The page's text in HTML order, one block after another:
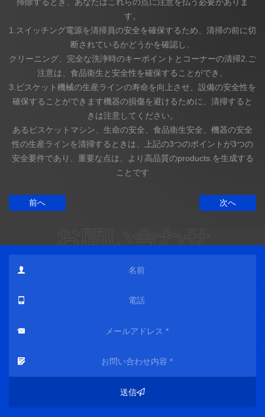
掃除するとき、あなたはこれらの点に注意を払う必要がありま
す。
1.スイッチング電源を清掃員の安全を確保するため、清掃の前に切
断されているかどうかを確認し、
クリーニング、完全な洗浄時のキーポイントとコーナーの清掃2.ご
注意は、食品衛生と安全性を確保することができ、
3.ビスケット機械の生産ラインの寿命を向上させ、設備の安全性を
確保することができます機器の損傷を避けるために、清掃すると
きは注意してください。
あるビスケットマシン、生命の安全、食品衛生安全、機器の安全
性の生産ラインを清掃するときは、上記の3つのポイントが3つの
安全要件であり、重要な点は、より高品質のproducts.を生成する
ことです
前へ 次へ
お問い合わせ
送信